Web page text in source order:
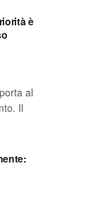
è
al
Il